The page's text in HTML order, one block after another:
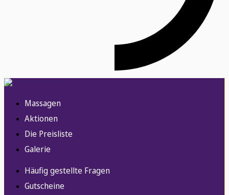
Massagen
Aktionen
Die Preisliste
Galerie
Häufig gestellte Fragen
Gutscheine